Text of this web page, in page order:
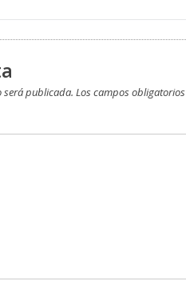
será publicada. Los campos